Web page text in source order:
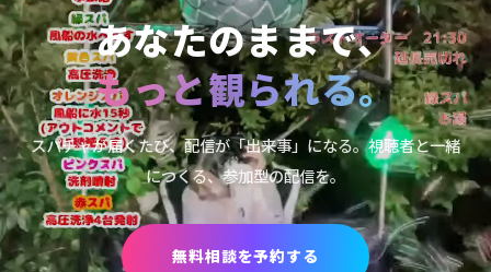
"ありがとう"が、
現実を動かす。
視聴者の応援で、水も、光も、煙も動き出す。言葉で終わらな
い感謝のかたち。
無料相談を予約する